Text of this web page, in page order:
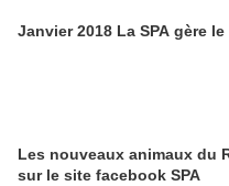
Janvier 2018 La
Les nouveaux animaux du
sur le site facebook SPA